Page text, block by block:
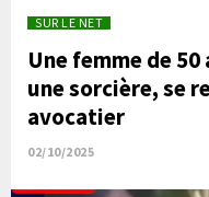
SUR LE NET
Une femme de
une sorcière, se
avocatier
02/10/2025